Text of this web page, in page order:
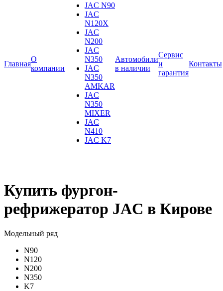
Главная
О
компании
JAC N90
JAC
N120X
JAC
N200
JAC
N350
JAC
N350
AMKAR
JAC
N350
MIXER
JAC
N410
JAC K7
Автомобили
в наличии
Сервис
и
гарантия
Контакты
Купить фургон-
рефрижератор JAC в Кирове
Модельный ряд
N90
N120
N200
N350
K7